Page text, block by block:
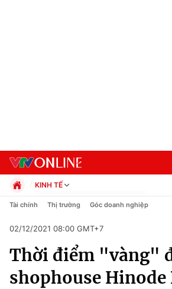
Chuyên mục
Chính trị
KINH TẾ
Chính trị
Pháp luật
Kinh tế
Thể thao
Truyền hình
Tài chính Thị trường Góc doanh nghiệp
02/12/2021 08:00 GMT+7
Thời điểm "vàng"
shophouse Hinode